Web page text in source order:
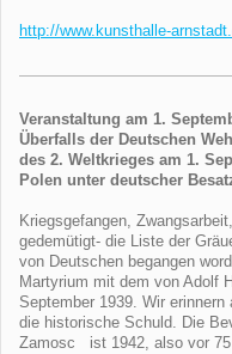
http://www.kunsthalle-
Veranstaltung am 1.
Überfalls der Deutschen
des 2. Weltkrieges am 1.
Polen unter deutscher
Kriegsgefangen,
gedemütigt- die Liste der
von Deutschen begangen
Martyrium mit dem von Adolf
September 1939. Wir
die historische Schuld. Die
Zamosc ist 1942, also vor